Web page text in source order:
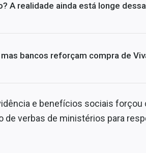
A realidade ainda está longe dessa
bancos reforçam compra de
e benefícios sociais forçou
de verbas de ministérios para